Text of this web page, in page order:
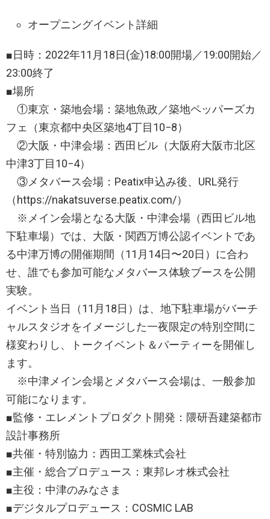
オープニングイベント詳細
■日時：2022年11月18日(金)18:00開場／19:00開始／
23:00終了
■場所
①東京・築地会場：築地魚政／築地ペッパーズカ
フェ（東京都中央区築地4丁目10−8）
②大阪・中津会場：西田ビル（大阪府大阪市北区
中津3丁目10−4）
③メタバース会場：Peatix申込み後、URL発行
（https://nakatsuverse.peatix.com/）
※メイン会場となる大阪・中津会場（西田ビル地
下駐車場）では、大阪・関西万博公認イベントであ
る中津万博の開催期間（11月14日〜20日）に合わ
せ、誰でも参加可能なメタバース体験ブースを公開
実験。
イベント当日（11月18日）は、地下駐車場がバーチ
ャルスタジオをイメージした一夜限定の特別空間に
様変わりし、トークイベント＆パーティーを開催し
ます。
※中津メイン会場とメタバース会場は、一般参加
可能になります。
■監修・エレメントプロダクト開発：隈研吾建築都市
設計事務所
■共催・特別協力：西田工業株式会社
■主催・総合プロデュース：東邦レオ株式会社
■主役：中津のみなさま
■デジタルプロデュース：COSMIC LAB